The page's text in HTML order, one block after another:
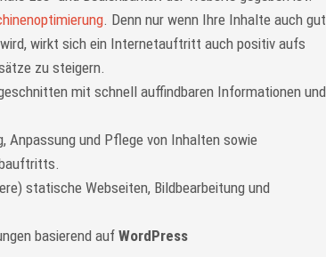
. Denn nur wenn Ihre Inhalte auch gut
wird, wirkt sich ein Internetauftritt auch positiv aufs
zu steigern.
mit schnell auffindbaren Informationen und
Anpassung und Pflege von Inhalten sowie
statische Webseiten, Bildbearbeitung und
basierend aufWordPress